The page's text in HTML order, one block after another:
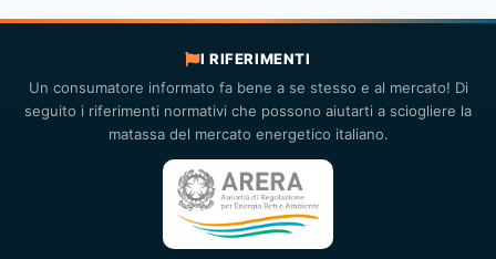
I RIFERIMENTI
Un consumatore informato fa bene a se stesso e al mercato! Di
seguito i riferimenti normativi che possono aiutarti a sciogliere la
matassa del mercato energetico italiano.